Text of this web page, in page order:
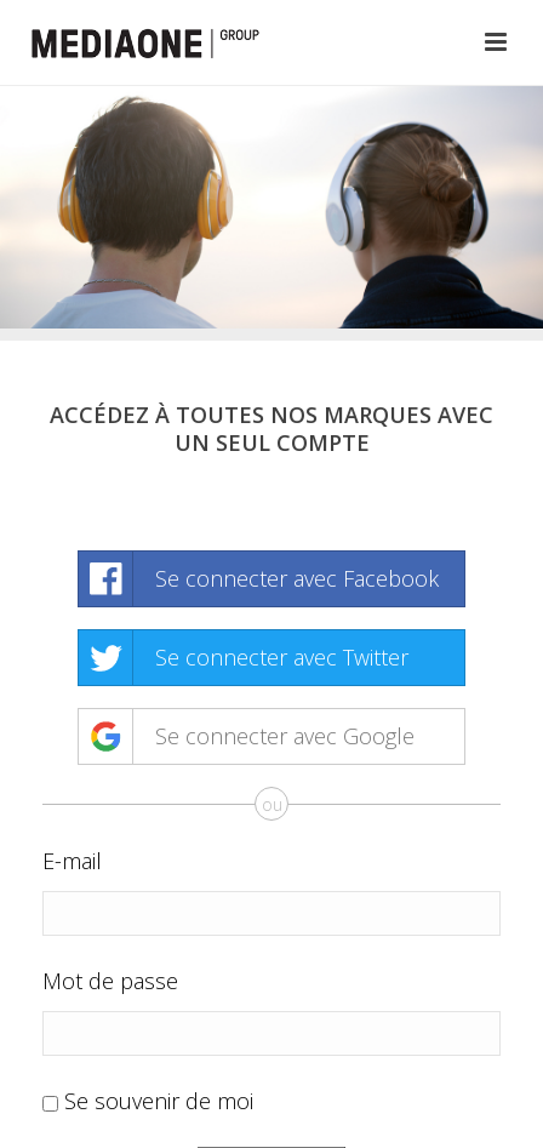
ACCÉDEZ À TOUTES NOS MARQUES AVEC
UN SEUL COMPTE
Se connecter avec Facebook
Se connecter avec Twitter
Se connecter avec Google
ou
E-mail
Mot de passe
Se souvenir de moi